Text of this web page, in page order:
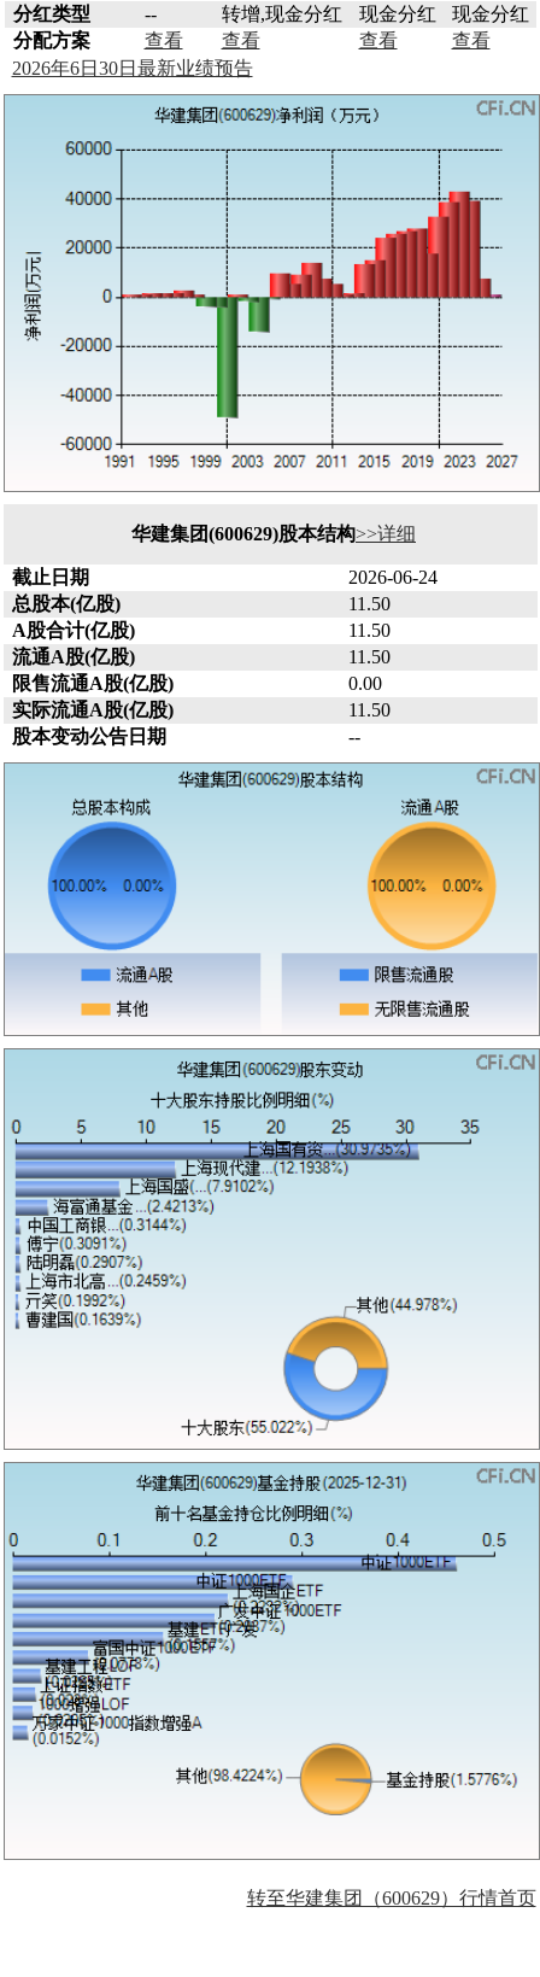
分红类型
-- 转增,现金分红 现金分红
现金分红
分配方案
查看 查看 查看
查看
2026年6日30日最新业绩预告
华建集团(600629)股本结构>>详细
截止日期
2026-06-24
总股本(亿股)
11.50
A股合计(亿股)
11.50
流通A股(亿股)
11.50
限售流通A股(亿股)
0.00
实际流通A股(亿股)
11.50
股本变动公告日期
--
转至华建集团（600629）行情首页